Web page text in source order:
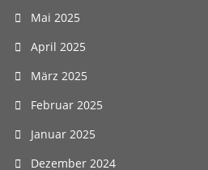
Mai 2025
April 2025
März 2025
Februar 2025
Januar 2025
Dezember 2024